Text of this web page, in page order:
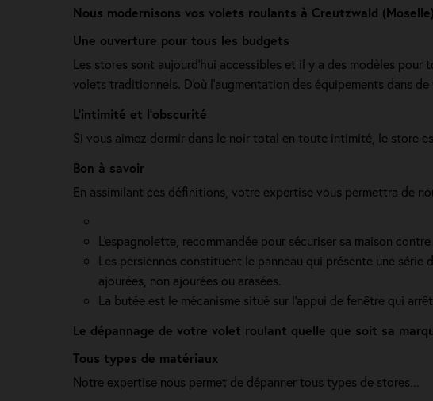
Nous modernisons vos volets roulants à Creutzwald (Moselle)
Une ouverture pour tous les budgets
Les stores sont aujourd'hui accessibles et il y a des modèles
volets traditionnels. D'où l'augmentation des équipements dans de
L’intimité et l’obscurité
Si vous aimez dormir dans le noir total en toute intimité, le store
Bon à savoir
En assimilant ces définitions, votre expertise vous permettra de
L'espagnolette, recommandée pour sécuriser sa maison
Les persiennes constituent le panneau qui présente une série
ajourées, non ajourées ou arasées.
La butée est le mécanisme situé sur l’appui de fenêtre qui
Le dépannage de votre volet roulant quelle que soit sa
Tous types de matériaux
Notre expertise nous permet de dépanner tous types de stores...